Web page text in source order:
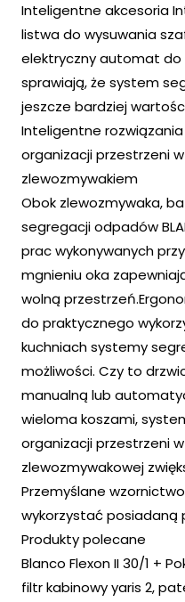
Inteligentne akcesoria
listwa do wysuwania
elektryczny automat do
sprawiają, że system
jeszcze bardziej
Inteligentne
organizacji przestrzeni
zlewozmywakiem
Obok zlewozmywaka,
segregacji odpadów
prac wykonywanych
mgnieniu oka
wolną
do praktycznego
kuchniach systemy
możliwości. Czy to
manualną lub
wieloma koszami,
organizacji przestrzeni
zlewozmywakowej
Przemyślane
wykorzystać posiadaną
Produkty polecane
Blanco Flexon II 30/1 +
filtr kabinowy yaris 2,